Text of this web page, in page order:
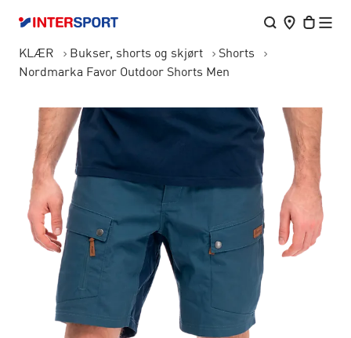
KLÆR Bukser, shorts og skjørt
Shorts
Nordmarka Favor Outdoor Shorts Men